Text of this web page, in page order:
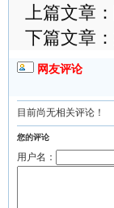
上篇文章：
下篇文章：
网友评论
目前尚无相关评论！
您的评论
用户名：